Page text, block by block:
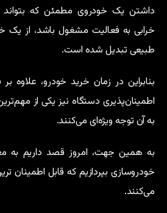
داشتن یک خودروی مطمئن که
خرابی به فعالیت مشغول باشد، از یک
طبیعی تبدیل شده است.
بنابراین در زمان خرید خودرو،
اطمینان‌پذیری دستگاه نیز یکی از
به آن توجه ویژه‌ای می‌کنند.
به همین جهت، امروز قصد داریم به
خودروسازی بپردازیم که قابل اطمینان
می‌کنند.